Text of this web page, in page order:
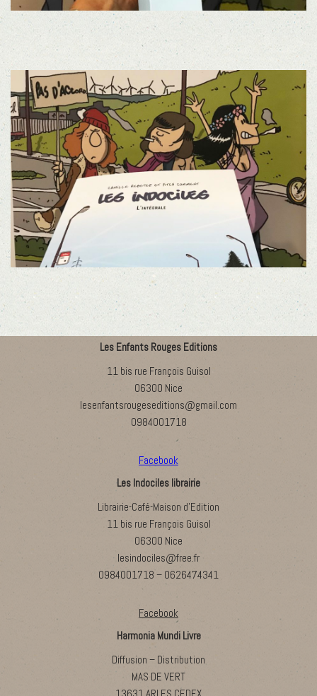
Les Enfants Rouges Editions
11 bis rue François Guisol
06300 Nice
lesenfantsrougeseditions@gmail.com
0984001718
Facebook
Les Indociles librairie
Librairie-Café-Maison d’Edition
11 bis rue François Guisol
06300 Nice
lesindociles@free.fr
0984001718 – 0626474341
Facebook
Harmonia Mundi Livre
Diffusion – Distribution
MAS DE VERT